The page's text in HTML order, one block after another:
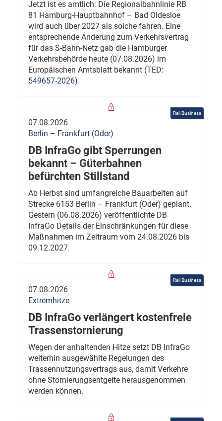
Jetzt ist es amtlich: Die Regionalbahnlinie RB
81 Hamburg-Hauptbahnhof – Bad Oldesloe
wird auch über 2027 als solche fahren. Eine
entsprechende Änderung zum Verkehrsvertrag
für das S-Bahn-Netz gab die Hamburger
Verkehrsbehörde heute (07.08.2026) im
Europäischen Amtsblatt bekannt (TED:
549657-2026).
Rail Business
07.08.2026
Berlin – Frankfurt (Oder)
DB InfraGo gibt Sperrungen
bekannt – Güterbahnen
befürchten Stillstand
Ab Herbst sind umfangreiche Bauarbeiten auf
Strecke 6153 Berlin – Frankfurt (Oder) geplant.
Gestern (06.08.2026) veröffentlichte DB
InfraGo Details der Einschränkungen für diese
Maßnahmen im Zeitraum vom 24.08.2026 bis
09.12.2027.
Rail Business
07.08.2026
Extremhitze
DB InfraGo verlängert kostenfreie
Trassenstornierung
Wegen der anhaltenden Hitze setzt DB InfraGo
weiterhin ausgewählte Regelungen des
Trassennutzungsvertrags aus, damit Verkehre
ohne Stornierungsentgelte herausgenommen
werden können.